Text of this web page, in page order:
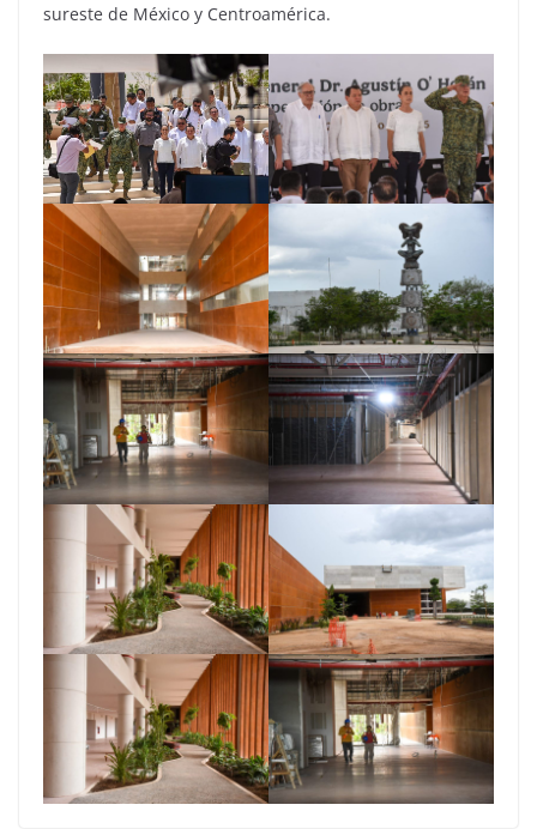
sureste de México y Centroamérica.